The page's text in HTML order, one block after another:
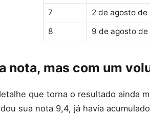
7
2 de agosto de
8
9 de agosto de
nota, mas com um
que torna o resultado ainda
sua nota 9,4, já havia